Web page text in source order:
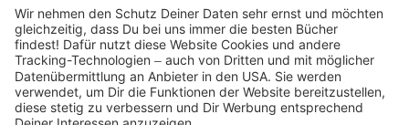
Partnerprogramm (Affiliate)
Folge uns auf